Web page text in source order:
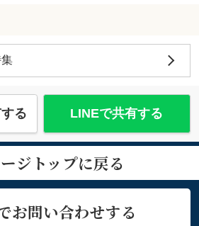
る LINEで共有する
ジトップに戻る
お問い合わせする